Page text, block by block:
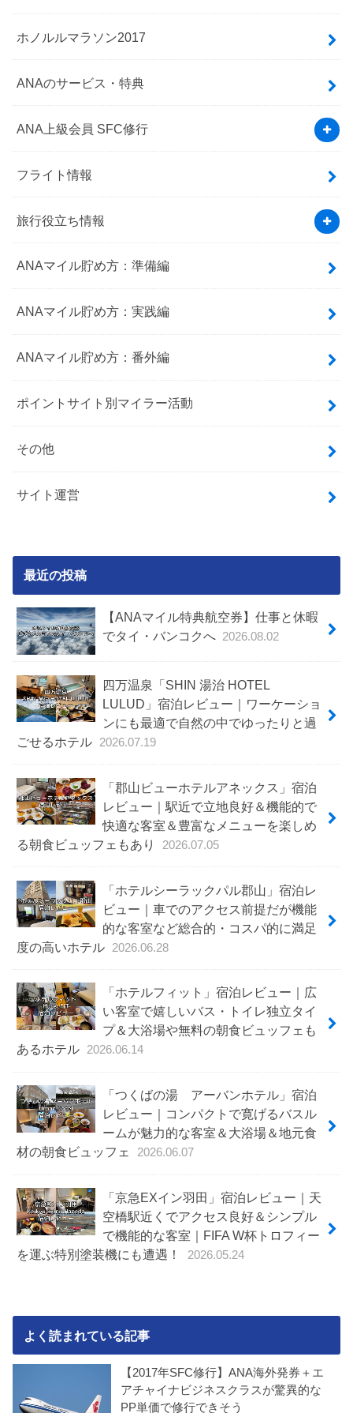
ホノルルマラソン2017
ANAのサービス・特典
ANA上級会員 SFC修行
フライト情報
旅行役立ち情報
ANAマイル貯め方：準備編
ANAマイル貯め方：実践編
ANAマイル貯め方：番外編
ポイントサイト別マイラー活動
その他
サイト運営
最近の投稿
【ANAマイル特典航空券】仕事と休暇
でタイ・バンコクへ 2026.08.02
四万温泉「SHIN 湯治 HOTEL
LULUD」宿泊レビュー｜ワーケーショ
ンにも最適で自然の中でゆったりと過
ごせるホテル
2026.07.19
「郡山ビューホテルアネックス」宿泊
レビュー｜駅近で立地良好＆機能的で
快適な客室＆豊富なメニューを楽しめ
る朝食ビュッフェもあり
2026.07.05
「ホテルシーラックパル郡山」宿泊レ
ビュー｜車でのアクセス前提だが機能
的な客室など総合的・コスパ的に満足
度の高いホテル
2026.06.28
「ホテルフィット」宿泊レビュー｜広
い客室で嬉しいバス・トイレ独立タイ
プ＆大浴場や無料の朝食ビュッフェも
あるホテル
2026.06.14
「つくばの湯 アーバンホテル」宿泊
レビュー｜コンパクトで寛げるバスル
ームが魅力的な客室＆大浴場＆地元食
材の朝食ビュッフェ
2026.06.07
「京急EXイン羽田」宿泊レビュー｜天
空橋駅近くでアクセス良好＆シンプル
で機能的な客室｜FIFA W杯トロフィー
を運ぶ特別塗装機にも遭遇！
2026.05.24
よく読まれている記事
【2017年SFC修行】ANA海外発券＋エ
アチャイナビジネスクラスが驚異的な
PP単価で修行できそう